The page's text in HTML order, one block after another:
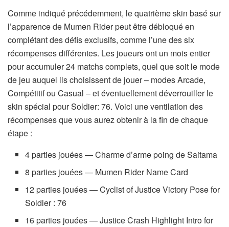
Comme indiqué précédemment, le quatrième skin basé sur
l’apparence de Mumen Rider peut être débloqué en
complétant des défis exclusifs, comme l’une des six
récompenses différentes. Les joueurs ont un mois entier
pour accumuler 24 matchs complets, quel que soit le mode
de jeu auquel ils choisissent de jouer – modes Arcade,
Compétitif ou Casual – et éventuellement déverrouiller le
skin spécial pour Soldier: 76. Voici une ventilation des
récompenses que vous aurez obtenir à la fin de chaque
étape :
4 parties jouées — Charme d’arme poing de Saitama
8 parties jouées — Mumen Rider Name Card
12 parties jouées — Cyclist of Justice Victory Pose for
Soldier : 76
16 parties jouées — Justice Crash Highlight Intro for